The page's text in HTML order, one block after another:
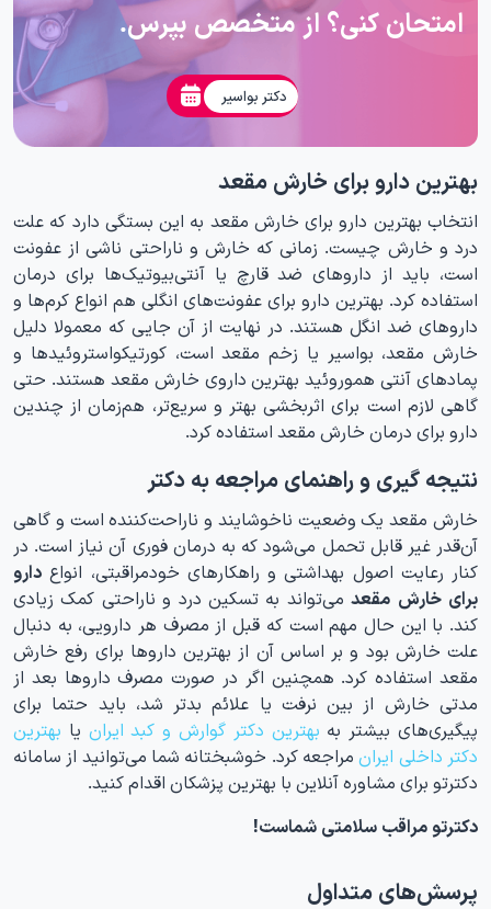
امتحان کنی؟ از متخصص بپرس.
دکتر بواسیر
بهترین دارو برای خارش مقعد
انتخاب بهترین دارو برای خارش مقعد به این بستگی دارد که علت
درد و خارش چیست. زمانی که خارش و ناراحتی ناشی از عفونت
است، باید از داروهای ضد قارچ یا آنتی‌بیوتیک‌ها برای درمان
استفاده کرد. بهترین دارو برای عفونت‌های انگلی هم انواع کرم‌ها و
داروهای ضد انگل هستند. در نهایت از آن جایی که معمولا دلیل
خارش مقعد، بواسیر یا زخم مقعد است، کورتیکواستروئیدها و
پمادهای آنتی هموروئید بهترین داروی خارش مقعد هستند. حتی
گاهی لازم است برای اثربخشی بهتر و سریع‌تر، هم‌زمان از چندین
دارو برای درمان خارش مقعد استفاده کرد.
نتیجه گیری و راهنمای مراجعه به دکتر
خارش مقعد یک وضعیت ناخوشایند و ناراحت‌کننده است و گاهی
آن‌قدر غیر قابل تحمل می‌شود که به درمان فوری آن نیاز است. در
کنار رعایت اصول بهداشتی و راهکارهای خودمراقبتی، انواع دارو
برای خارش مقعدمی‌تواند به تسکین درد و ناراحتی کمک زیادی
کند. با این حال مهم است که قبل از مصرف هر دارویی، به دنبال
علت خارش بود و بر اساس آن از بهترین داروها برای رفع خارش
مقعد استفاده کرد. همچنین اگر در صورت مصرف داروها بعد از
مدتی خارش از بین نرفت یا علائم بدتر شد، باید حتما برای
پیگیری‌های بیشتر به بهترین دکتر گوارش و کبد ایران یا بهترین
دکتر داخلی ایرانمراجعه کرد. خوشبختانه شما می‌توانید از سامانه
دکترتو برای مشاوره آنلاین با بهترین پزشکان اقدام کنید.
دکترتو مراقب سلامتی شماست!
پرسش‌های متداول